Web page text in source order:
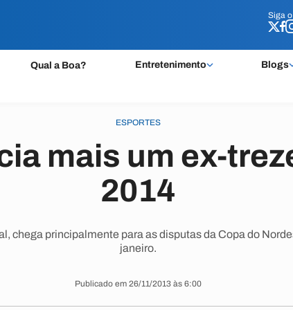
Siga o
Qual a Boa? Entretenimento Blogs
Siga o
ESPORTES
mais um ex-
2014
chega principalmente para as disputas da Copa do
janeiro.
Publicado em 26/11/2013 às 6:00